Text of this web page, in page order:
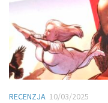
RECENZJA 10/03/2025